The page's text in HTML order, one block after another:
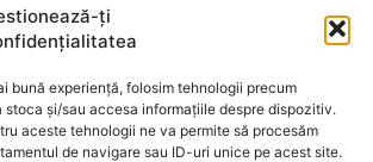
ți
bună experiență, folosim tehnologii precum
și/sau accesa informațiile despre dispozitiv.
aceste tehnologii ne va permite să procesăm
de navigare sau ID-uri unice pe acest site.
În legătură cu explozia produsă pe
teritoriul Bulgariei, în ziua de 8 august,
frontierei[...]